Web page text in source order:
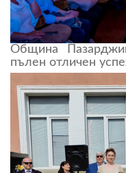
Община
пълен отличен